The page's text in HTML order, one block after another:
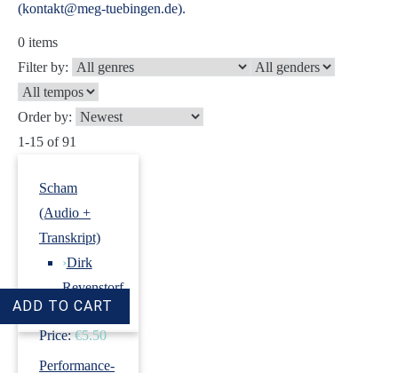
(kontakt@meg-tuebingen.de).
0 items
Filter by:
Order by:
1-15 of 91
Scham
(Audio +
Transkript)
›Dirk
Revenstorf
Price: €5.50
Performance-